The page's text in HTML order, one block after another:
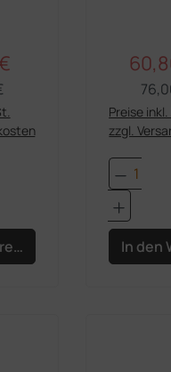
Anzahl: Gib
Preise inkl.
zzgl.
In den